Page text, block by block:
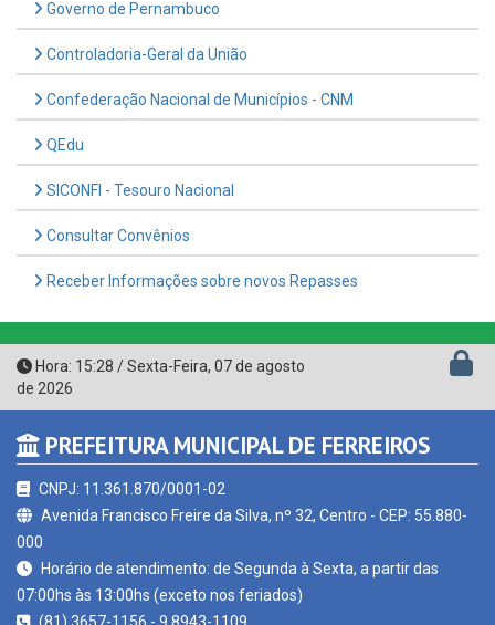
Controladoria-Geral da União
Confederação Nacional de Municípios - CNM
QEdu
SICONFI - Tesouro Nacional
Consultar Convênios
Receber Informações sobre novos Repasses
Hora:15:28/Sexta-Feira,07 de agosto
de 2026
PREFEITURA MUNICIPAL DE FERREIROS
CNPJ: 11.361.870/0001-02
000
Horário de atendimento: de Segunda à Sexta, a partir das
contato@ferreiros.pe.gov.br